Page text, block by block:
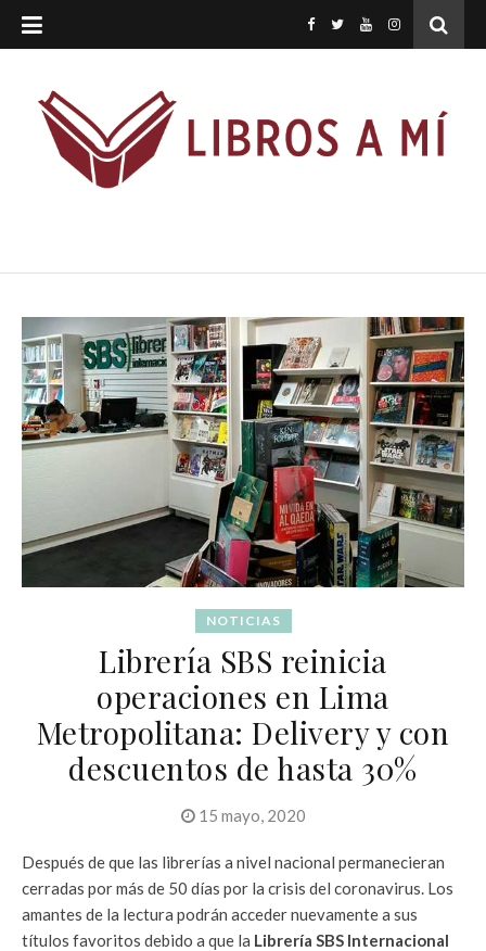
NOTICIAS
Librería SBS reinicia
operaciones en Lima
Metropolitana: Delivery y con
descuentos de hasta 30%
15 mayo, 2020
Después de que las librerías a nivel nacional permanecieran
cerradas por más de 50 días por la crisis del coronavirus. Los
amantes de la lectura podrán acceder nuevamente a sus
títulos favoritos debido a que la Librería SBS Internacional